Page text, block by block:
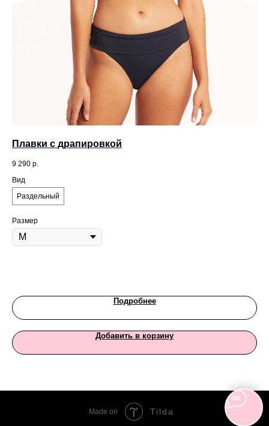
Плавки с драпировкой
9 290 р.
Вид
Раздельный
Размер
Подробнее
Добавить в корзину
Made on Tilda